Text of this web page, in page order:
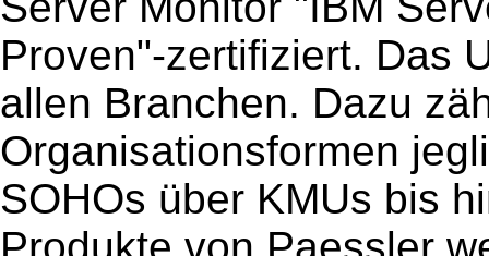
Proven"-zertifiziert. Das
allen Branchen. Dazu
Organisationsformen
SOHOs über KMUs bis